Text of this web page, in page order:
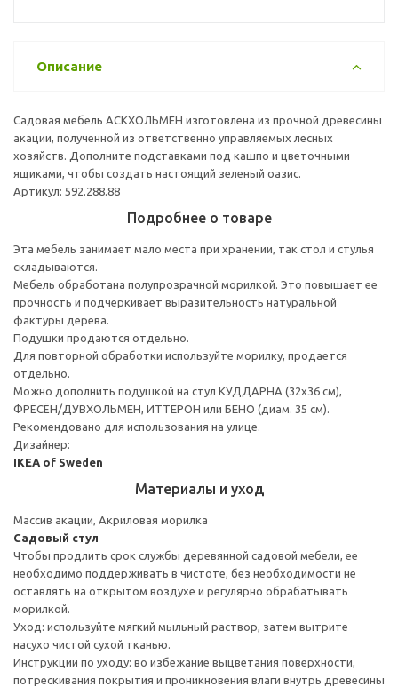
Описание
Садовая мебель АСКХОЛЬМЕН изготовлена из прочной древесины
акации, полученной из ответственно управляемых лесных
хозяйств. Дополните подставками под кашпо и цветочными
ящиками, чтобы создать настоящий зеленый оазис.
Артикул: 592.288.88
Подробнее о товаре
Эта мебель занимает мало места при хранении, так стол и стулья
складываются.
Мебель обработана полупрозрачной морилкой. Это повышает ее
прочность и подчеркивает выразительность натуральной
фактуры дерева.
Подушки продаются отдельно.
Для повторной обработки используйте морилку, продается
отдельно.
Можно дополнить подушкой на стул КУДДАРНА (32x36 см),
ФРЁСЁН/ДУВХОЛЬМЕН, ИТТЕРОН или БЕНО (диам. 35 см).
Рекомендовано для использования на улице.
Дизайнер:
IKEA of Sweden
Материалы и уход
Массив акации, Акриловая морилка
Садовый стул
Чтобы продлить срок службы деревянной садовой мебели, ее
необходимо поддерживать в чистоте, без необходимости не
оставлять на открытом воздухе и регулярно обрабатывать
морилкой.
Уход: используйте мягкий мыльный раствор, затем вытрите
насухо чистой сухой тканью.
Инструкции по уходу: во избежание выцветания поверхности,
потрескивания покрытия и проникновения влаги внутрь древесины